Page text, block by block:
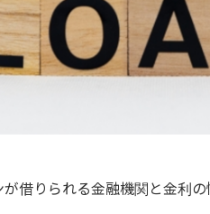
借りられる金融機関と金利の